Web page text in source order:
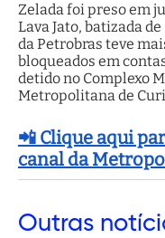
Zelada foi preso em
Lava Jato, batizada
da Petrobras teve
bloqueados em
detido no Complexo
Metropolitana de
📲 Clique aqui
canal da
Outras